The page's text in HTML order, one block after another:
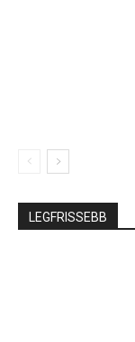
LEGFRISSEBB